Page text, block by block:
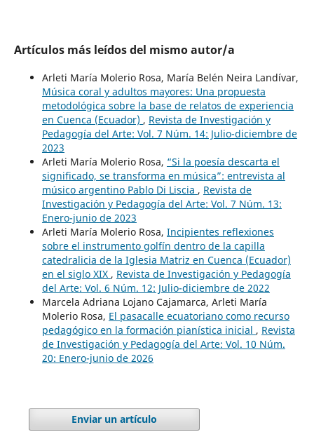
Artículos más leídos del mismo autor/a
Arleti María Molerio Rosa, María Belén Neira Landívar,
Música coral y adultos mayores: Una propuesta
metodológica sobre la base de relatos de experiencia
en Cuenca (Ecuador) , Revista de Investigación y
Pedagogía del Arte: Vol. 7 Núm. 14: Julio-diciembre de
2023
Arleti María Molerio Rosa, “Si la poesía descarta el
significado, se transforma en música”: entrevista al
músico argentino Pablo Di Liscia , Revista de
Investigación y Pedagogía del Arte: Vol. 7 Núm. 13:
Enero-junio de 2023
Arleti María Molerio Rosa, Incipientes reflexiones
sobre el instrumento golfín dentro de la capilla
catedralicia de la Iglesia Matriz en Cuenca (Ecuador)
en el siglo XIX , Revista de Investigación y Pedagogía
del Arte: Vol. 6 Núm. 12: Julio-diciembre de 2022
Marcela Adriana Lojano Cajamarca, Arleti María
Molerio Rosa, El pasacalle ecuatoriano como recurso
pedagógico en la formación pianística inicial , Revista
de Investigación y Pedagogía del Arte: Vol. 10 Núm.
20: Enero-junio de 2026
Enviar un artículo